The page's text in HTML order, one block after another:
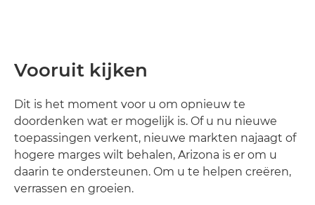
Vooruit kijken
Dit is het moment voor u om opnieuw te
doordenken wat er mogelijk is. Of u nu nieuwe
toepassingen verkent, nieuwe markten najaagt of
hogere marges wilt behalen, Arizona is er om u
daarin te ondersteunen. Om u te helpen creëren,
verrassen en groeien.